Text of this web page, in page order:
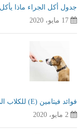
جدول أكل الجراء ماذا
17 مايو، 2020
فوائد فيتامين (E) للكلاب المكون السحري لصحة كلبك
2 مايو، 2020